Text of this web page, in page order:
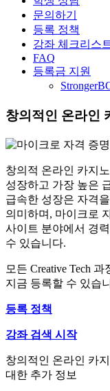
문의하기
등록 정책
강좌 체크리스
FAQ
등록금 지원
창의적인 온라인
창의적 온라인 카지
성장하고 가장 높은
급속한 성장은 자격
의미하며, 마이크로
사이트 분야에서 경
수 있습니다.
모든 Creative Tech
지금 등록할 수 있습
등록 정책
강좌 검색 시작
창의적인 온라인 카
대한 추가 정보